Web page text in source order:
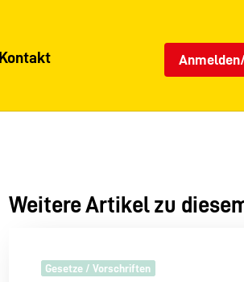
Kontakt
Weitere Artikel zu
Gesetze / Vorschriften